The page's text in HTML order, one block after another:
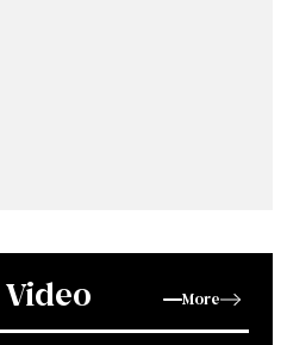
Video More